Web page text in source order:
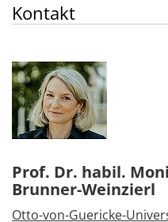
Kontakt
Prof. Dr. habil.
Brunner-Weinzierl
Otto-von-Guericke-